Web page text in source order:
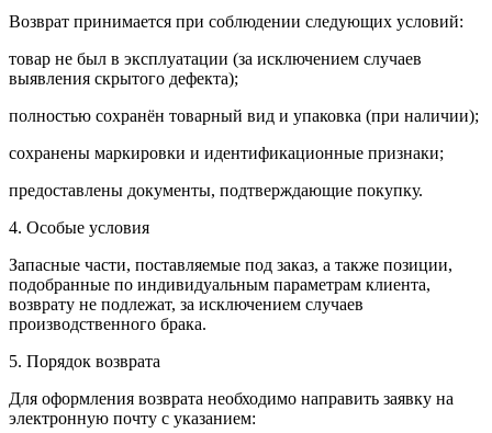
Возврат принимается при соблюдении следующих условий:
товар не был в эксплуатации (за исключением случаев
выявления скрытого дефекта);
полностью сохранён товарный вид и упаковка (при наличии);
сохранены маркировки и идентификационные признаки;
предоставлены документы, подтверждающие покупку.
4. Особые условия
Запасные части, поставляемые под заказ, а также позиции,
подобранные по индивидуальным параметрам клиента,
возврату не подлежат, за исключением случаев
производственного брака.
5. Порядок возврата
Для оформления возврата необходимо направить заявку на
электронную почту с указанием: